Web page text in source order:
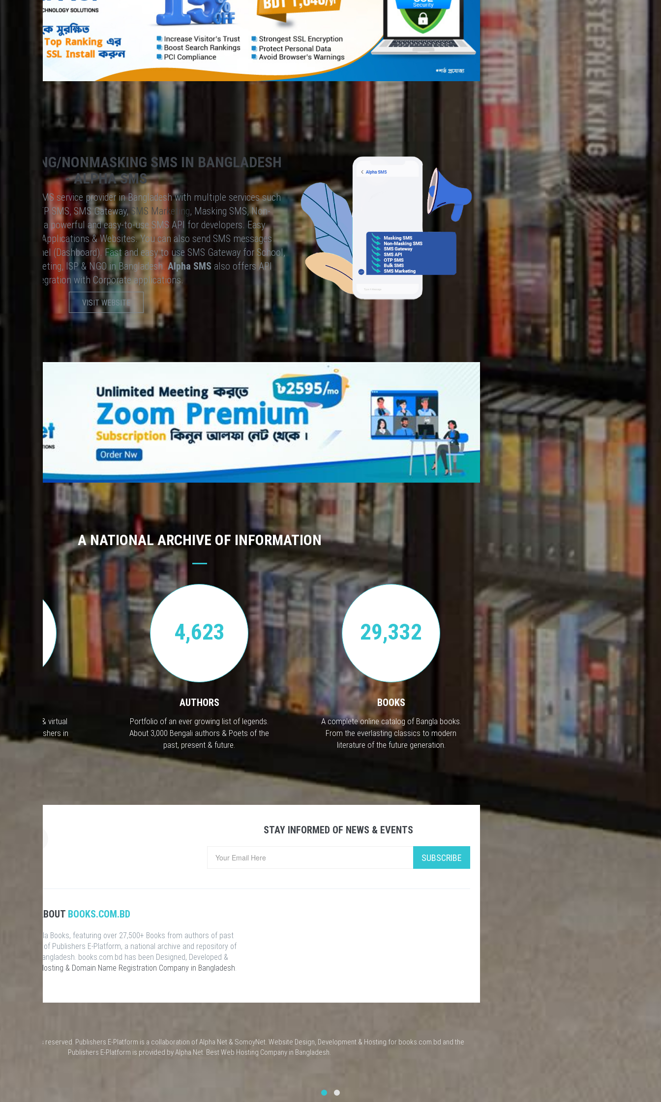
NONMASKING SMS IN BANGLADESH
- ALPHA SMS
SMS service provider in Bangladesh with multiple services such
API, OTP SMS, SMS Gateway,SMS Marketing, Masking SMS, Non-
provides a powerful and easy-to-use SMS API for developers. Easy
Applications & Websites. You can also send SMS messages
Web Panel (Dashboard). Fast and easy to use SMS Gateway for School,
marketing, ISP & NGO in Bangladesh. Alpha SMS also offers API
Integration with Corporate applications.
VISIT WEBSITE
A NATIONAL ARCHIVE OF INFORMATION
portfolio & virtual
active Publishers in
4,623
AUTHORS
Portfolio of an ever growing list of legends.
About 3,000 Bengali authors & Poets of the
past, present & future.
29,332
BOOKS
A complete online catalog of Bangla books.
From the everlasting classics to modern
literature of the future generation.
STAY INFORMED OF NEWS & EVENTS
SUBSCRIBE
ABOUT BOOKS.COM.BD
of Bangla Books, featuring over 27,500+ Books from authors of past
is a part of Publishers E-Platform, a national archive and repository of
Books in Bangladesh. books.com.bd has been Designed, Developed &
Web Hosting & Domain Name Registration Company in Bangladesh.
Net, All rights reserved. Publishers E-Platform is a collaboration of Alpha Net & SomoyNet. Website Design, Development & Hosting for books.com.bd and the
Publishers E-Platform is provided by Alpha Net. BestWeb Hosting Company in Bangladesh.